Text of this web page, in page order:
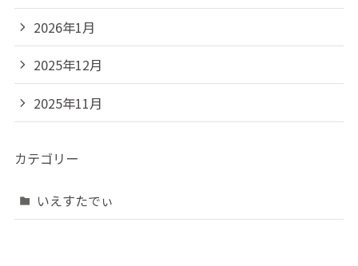
2026年1月
2025年12月
2025年11月
カテゴリー
いえすたでぃ